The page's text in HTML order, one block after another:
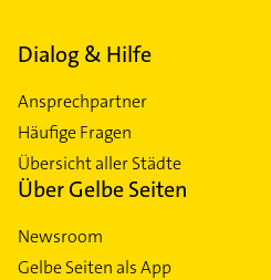
Dialog & Hilfe
Ansprechpartner
Häufige Fragen
Übersicht aller Städte
Über Gelbe Seiten
Newsroom
Gelbe Seiten als App